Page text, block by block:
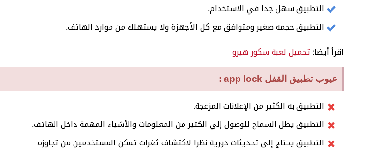
التطبيق سهل جدا في الاستخدام.
التطبيق حجمه صغير ومتوافق مع كل الأجهزة ولا يستهلك من موارد الهاتف.
اقرأ أيضا: تحميل لعبة سكور هيرو
عيوب تطبيق القفل app lock :
التطبيق به الكثير من الإعلانات المزعجة.
التطبيق يطل السماح للوصول إلي الكثير من المعلومات والأشياء المهمة داخل الهاتف.
التطبيق يحتاج إلى تحديثات دورية نظرا لاكتشاف ثغرات تمكن المستخدمين من تجاوزه.